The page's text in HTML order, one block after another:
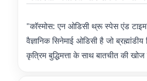
"कॉस्मोस: एन ओडिसी थ्रू स्पेस एंड
वैज्ञानिक सिनेमाई ओडिसी है जो
कृत्रिम बुद्धिमत्ता के साथ बातचीत की